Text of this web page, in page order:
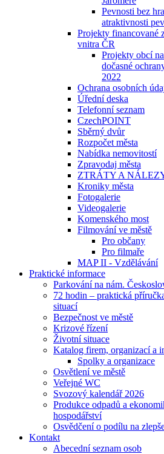
Pevnosti bez
atraktivnosti
Projekty financované
vnitra ČR
Projekty obcí
dočasné
2022
Ochrana osobních
Úřední deska
Telefonní seznam
CzechPOINT
Sběrný dvůr
Rozpočet města
Nabídka nemovitostí
Zpravodaj města
ZTRÁTY A
Kroniky města
Fotogalerie
Videogalerie
Komenského most
Filmování ve městě
Pro občany
Pro filmaře
MAP II - Vzdělávání
Praktické informace
Parkování na nám.
72 hodin – praktická
situací
Bezpečnost ve městě
Krizové řízení
Životní situace
Katalog firem, organizací a
Spolky a organizace
Osvětlení ve městě
Veřejné WC
Svozový kalendář 2026
Produkce odpadů a
hospodářství
Osvědčení o podílu na
Kontakt
Abecední seznam osob